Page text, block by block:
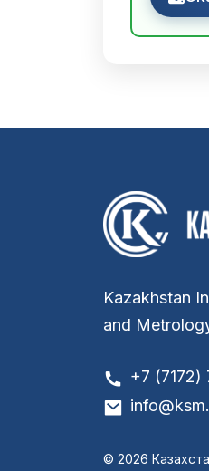
Kazakhstan
and
+7
© 2026